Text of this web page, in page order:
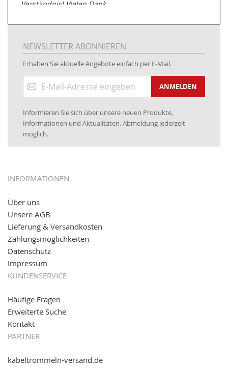
Verständnis! Vielen Dank.
05.07.2019: Neuester Zugang zu unserer
Rohrbearbeitung
01.06.2019: Individuell
bedruckte Kabeltrommeln
www.kabeltrommeln-versand.de/Kabelbedruckung
04.11.2018: Überarbeitung der Corporate Identity (CI)
16.01.2017:JETZT NEU- Visa & MasterCard (inkl.
Maestro)
12.01.2017:JETZT NEU- giropay, SOFORT-Überweisung
05.09.2016: NEUE Topseller bei
11.08.2016: Gerade entsteht unser "neuer"
Partnershop
Online-Shop für einfaches Transportieren. Einfach
reinschauen...
NEWSLETTER ABONNIEREN
Erhalten Sie aktuelle Angebote einfach per E-Mail.
zum
ANMELDEN
Informieren Sie sich über unsere neuen Produkte,
Informationen und Aktualitäten. Abmeldung jederzeit
möglich.
INFORMATIONEN
Über uns
Unsere AGB
Lieferung & Versandkosten
Zahlungsmöglichkeiten
Datenschutz
Impressum
KUNDENSERVICE
Häufige Fragen
Erweiterte Suche
Kontakt
PARTNER
kabeltrommeln-versand.de